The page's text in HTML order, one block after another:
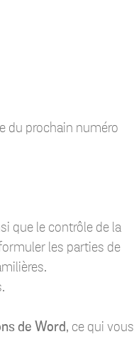
du prochain numéro
que le contrôle de la
les parties de
de Word, ce qui vous